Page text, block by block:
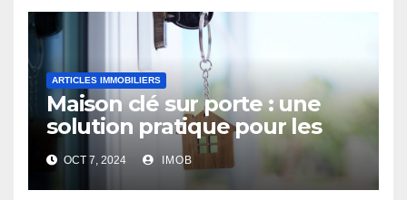
ARTICLES IMMOBILIERS
Maison clé sur porte : une
solution pratique pour les
futurs propriétaires
OCT 7, 2024 IMOB